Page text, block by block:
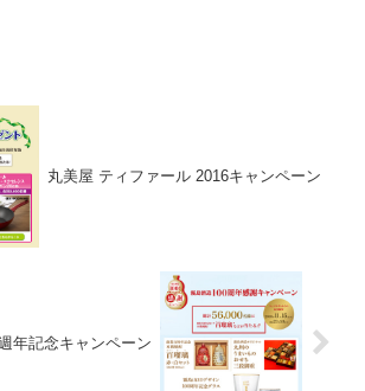
丸美屋 ティファール 2016キャンペーン
年記念キャンペーン